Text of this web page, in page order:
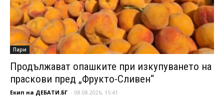
Пари
Продължават опашките при изкупуването на
праскови пред „Фрукто-Сливен“
Екип на ДЕБАТИ.БГ - 08.08.2026, 15:41